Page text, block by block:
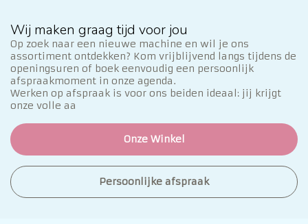
Wij maken graag tijd voor jou
Op zoek naar een nieuwe machine en wil je ons
assortiment ontdekken? Kom vrijblijvend langs tijdens de
openingsuren of boek eenvoudig een persoonlijk
afspraakmoment in onze agenda.
Werken op afspraak is voor ons beiden ideaal: jij krijgt
onze volle aa
Onze Winkel
Persoonlijke afspraak